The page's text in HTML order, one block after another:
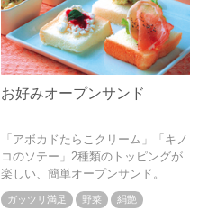
お好みオープンサンド
「アボカドたらこクリーム」「キノ
コのソテー」2種類のトッピングが
楽しい、簡単オープンサンド。
ガッツリ満足 野菜 絹艶